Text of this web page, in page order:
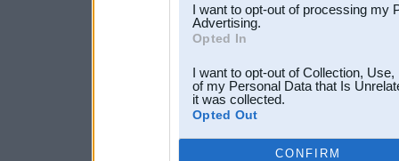
I want to opt-out of processing my
Advertising.
Opted In
I want to opt-out of Collection,
of my Personal Data that Is
it was collected.
Opted Out
CONFIRM